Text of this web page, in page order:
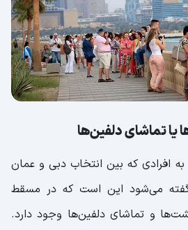
یا تماشای دلفین‌ها
افرادی که بین انتخاب دبی و عمان
می‌شود این است که در مسقط
و تماشای دلفین‌ها وجود دارد.